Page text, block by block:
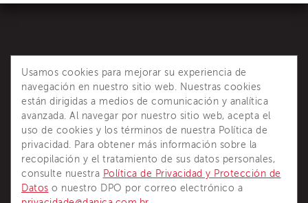
Dânica es reconocida como la principal referencia de
soluciones completas para sistemas termoaislantes.
Usamos cookies para mejorar su experiencia de
navegación en nuestro sitio web. Nuestras cookies
están dirigidas a medios de comunicación y analítica
avanzada. Al navegar por nuestro sitio web, acepta el
uso de cookies y los términos de nuestra Política de
privacidad. Para obtener más información sobre la
recopilación y el tratamiento de sus datos personales,
consulte nuestra Política de Privacidad y Protección de
Datos o nuestro DPO por correo electrónico a